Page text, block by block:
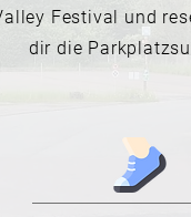
Festival und
dir die